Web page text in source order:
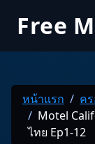
Free
หน้าแรก
ค
Motel
ไทย Ep1-12